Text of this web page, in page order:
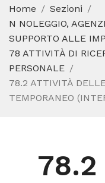
SEZIONI
CODICE ATECO A
CODICE FISCALE
Home
Sezioni
N NOLEGGIO,
SUPPORTO ALLE
78 ATTIVITÀ DI
PERSONALE
78.2 ATTIVITÀ
TEMPORANEO
78.2